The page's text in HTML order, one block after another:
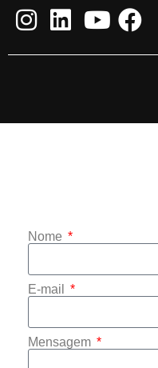
Nome
E-mail
Mensagem